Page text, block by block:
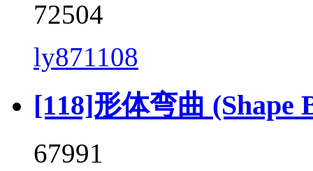
72504
ly871108
[118]形体弯曲 (Shape
67991